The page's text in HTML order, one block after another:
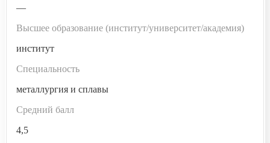
—
Высшее образование (институт/университет/академия)
институт
Специальность
металлургия и сплавы
Средний балл
4,5